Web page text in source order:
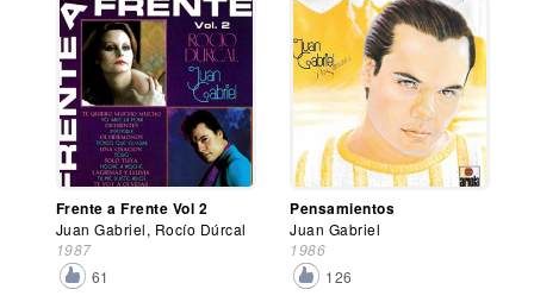
Frente a Frente Vol 2
Juan Gabriel, Rocío Dúrcal
1987
61
Pensamientos
Juan Gabriel
1986
126